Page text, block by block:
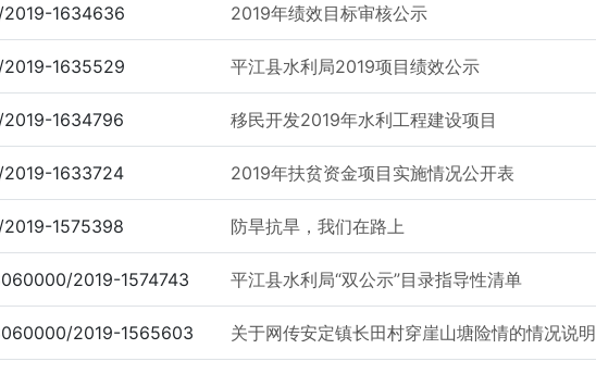
2019-1634636 2019年绩效目标审核公示
2019-1635529 平江县水利局2019项目绩效公示
2019-1634796 移民开发2019年水利工程建设项目
2019-1633724 2019年扶贫资金项目实施情况公开表
2019-1575398 防旱抗旱，我们在路上
2019-1574743 平江县水利局“双公示”目录指导性清单
2019-1565603 关于网传安定镇长田村穿崖山塘险情的情况说明